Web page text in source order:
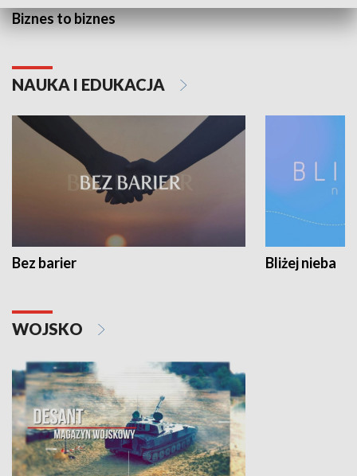
Biznes to biznes
NAUKA I EDUKACJA
Bez barier Bliżej nieba
WOJSKO